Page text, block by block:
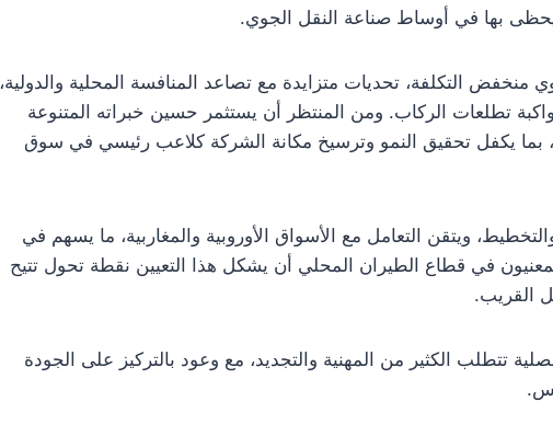
بها في أوساط صناعة النقل الجوي.
التكلفة، تحديات متزايدة مع تصاعد المنافسة المحلية والدولية،
تطلعات الركاب. ومن المنتظر أن يستثمر حسين خبراته المتنوعة
بما يكفل تحقيق النمو وترسيخ مكانة الشركة كلاعب رئيسي في سوق
ويتقن التعامل مع الأسواق الأوروبية والمغاربية، ما يسهم في
في قطاع الطيران المحلي أن يشكل هذا التعيين نقطة تحول تتيح
القريب.
الكثير من المهنية والتجديد، مع وعود بالتركيز على الجودة